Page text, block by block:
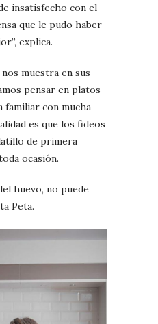
insatisfecho con el
que le pudo haber
explica.
muestra en sus
pensar en platos
familiar con mucha
es que los fideos
de primera
ocasión.
huevo, no puede
Peta.